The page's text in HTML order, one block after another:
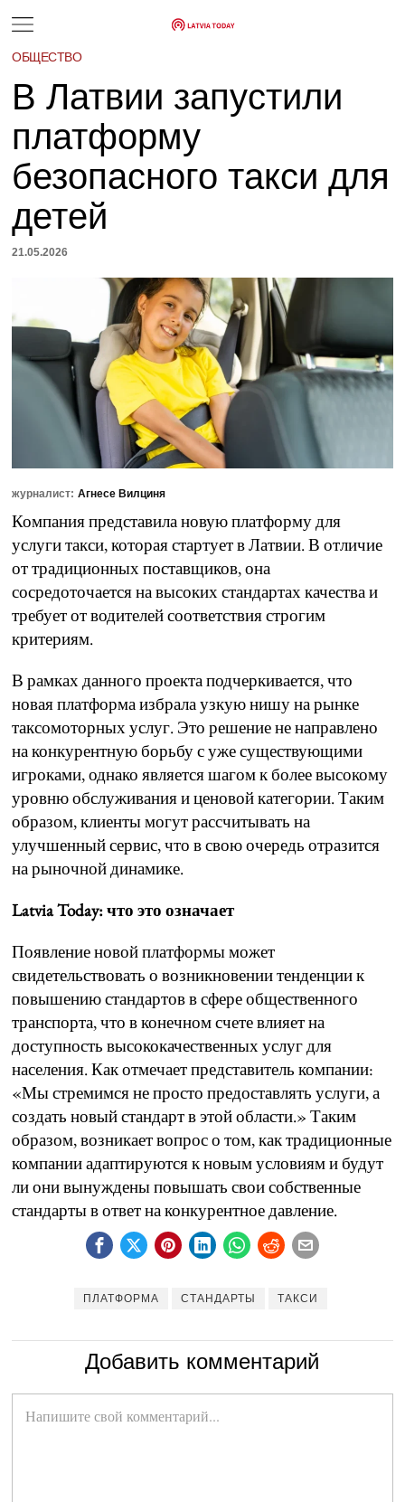
ОБЩЕСТВО
В Латвии запустили
платформу
безопасного такси для
детей
21.05.2026
журналист: Агнесе Вилциня
Компания представила новую платформу для
услуги такси, которая стартует в Латвии. В отличие
от традиционных поставщиков, она
сосредоточается на высоких стандартах качества и
требует от водителей соответствия строгим
критериям.
В рамках данного проекта подчеркивается, что
новая платформа избрала узкую нишу на рынке
таксомоторных услуг. Это решение не направлено
на конкурентную борьбу с уже существующими
игроками, однако является шагом к более высокому
уровню обслуживания и ценовой категории. Таким
образом, клиенты могут рассчитывать на
улучшенный сервис, что в свою очередь отразится
на рыночной динамике.
Latvia Today: что это означает
Появление новой платформы может
свидетельствовать о возникновении тенденции к
повышению стандартов в сфере общественного
транспорта, что в конечном счете влияет на
доступность высококачественных услуг для
населения. Как отмечает представитель компании:
«Мы стремимся не просто предоставлять услуги, а
создать новый стандарт в этой области.» Таким
образом, возникает вопрос о том, как традиционные
компании адаптируются к новым условиям и будут
ли они вынуждены повышать свои собственные
стандарты в ответ на конкурентное давление.
ПЛАТФОРМА СТАНДАРТЫ ТАКСИ
Добавить комментарий